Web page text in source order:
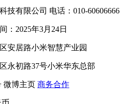
技有限公司 电话：010-60606666
：2025年3月24日
安居路小米智慧产业园
永初路37号小米华东总部
微博主页 商务合作